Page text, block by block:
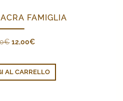
FAMIGLIA
€ Il
originale
era:
16,00€.
12,00€Il
attuale
è:
12,00€.
AL CARRELLO